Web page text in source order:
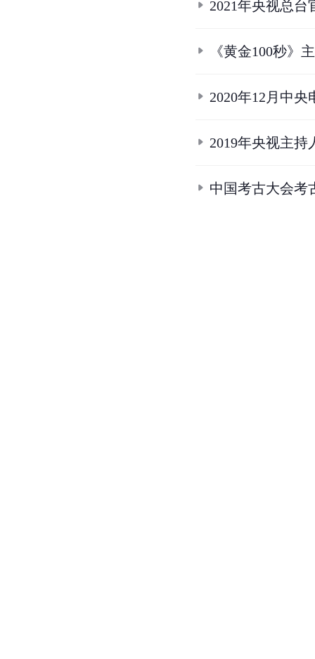
2021年央视总台
《黄金100秒》
2020年12月中
2019年央视主持
中国考古大会考